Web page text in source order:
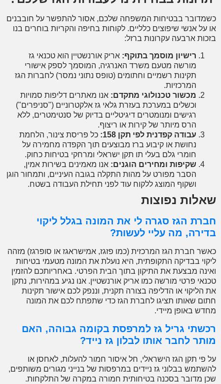
בבטיחות המשפחה שלכם, אסור להתפשר על חובבנים
אנשי שיפוצים כלליים. לקוחות בחיפה והקריות בוחרים בנו
ארבעה עקרונות ברזל:
רישיון מוסמך בתוקף:אריק אורנשטיין הוא טכנאי גז
מורשה מטעם משרד האנרגיה, המוסמך לספק אישורי
תקינות רשמיים וחתומים (טופס נתוני נמסר) לחברות הגז
המרכזיות.
מכשור טכנולוגי מתקדם:אנו מאתרים דליפות סמויות
וכשלים במערכת בעזרת גלאי גז אלקטרוניים ("סניפרים")
רגישים ומנומטרים דיגיטליים בדיוק של סנטימטרים, ללא
הרס מיותר של קירות או ריצוף.
עבודה קפדנית לפי תקן 158:
כל פריסת צינור, הלחמת
נחושת או קיבוע ברז מבוצעים תוך הקפדה מחמירה על
חומרי גלם בעלי תו תקן ישראלי ומרחקי בטיחות כחוק.
שקיפות ומחירים הוגנים:אנו מאמינים בשירות אמין,
הסבר מפורט על מהות התקלה בגובה העיניים, ותמחור הוגן
ושקוף המוצג ללקוח עוד לפני תחילת העבודה בשטח.
נפוצות
הגז סגרה לי את המונה בגלל ליקוי
מה עליי לעשות?
חברת הגז המרכזית (כמו פזגז, אמישראגז או סופרגז) מזהה
בבדיקה התקופתית, היא נועלת את המונה מטעמי בטיחות
מבצעת את התיקון בתוך הבית הפרטי. באחריותכם להזמין
פרטי מורשה כמו אריק אורנשטיין. אנו נגיע במהירות, נתקן
או הדליפה בצורה תקנית, וננפק לכם אישור תקינות
שאותו תציגו לחברת הגז כדי שתפתח לכם את המונה
באופן מיידי.
גריל גז למרפסת בקומה גבוהה, האם
לחבר אותו לבלון גז נייד?
תקן הגז הישראלי, חל איסור חמור להעלות, לאחסן או
בבלוני גז ניידים במרפסות של בנייני מגורים משותפים,
מדובר בסכנה בטיחותית חמורה במקרה של התלקחות.